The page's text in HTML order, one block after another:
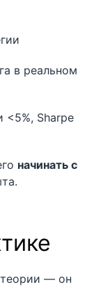
в реальном
<5%, Sharpe
начинать с
— он